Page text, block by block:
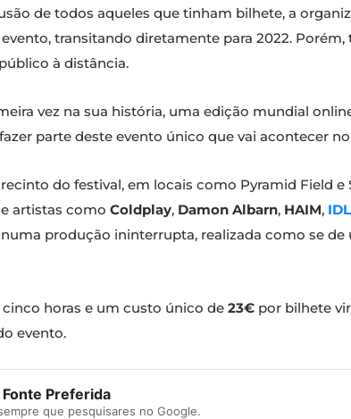
de todos aqueles que tinham bilhete, a
transitando diretamente para 2022.
à distância.
vez na sua história, uma edição mundial
parte deste evento único que vai acontecer
do festival, em locais como Pyramid Field e
artistas como Coldplay, Damon Albarn, HAIM,
produção ininterrupta, realizada como se de
horas e um custo único de 23€ por bilhete
evento.
Preferida
que pesquisares no Google.